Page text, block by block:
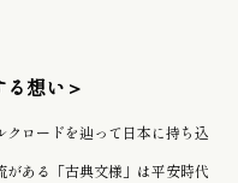
想い＞
ロードを辿って日本に持ち込
がある「古典文様」は平安時代